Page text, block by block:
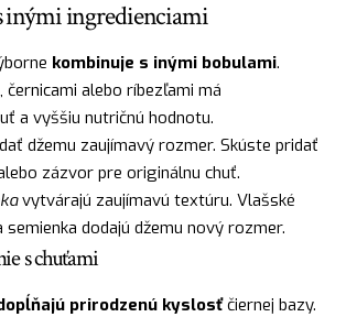
inými ingredienciami
kombinuje s inými bobulami.
černicami alebo ríbezľami má
a vyššiu nutričnú hodnotu.
džemu zaujímavý rozmer. Skúste pridať
zázvor pre originálnu chuť.
vytvárajú zaujímavú textúru. Vlašské
semienka dodajú džemu nový rozmer.
s chuťami
prirodzenú kyslosťčiernej bazy.